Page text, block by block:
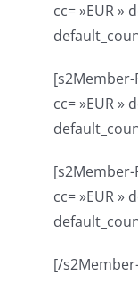
Partenariats
Publications
cc= »EUR »
[s2Member-
cc= »EUR »
[s2Member-
cc= »EUR »
[/